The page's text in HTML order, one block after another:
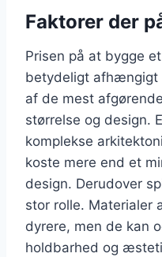
Faktorer der
Prisen på at bygge
betydeligt afhængigt
af de mest
størrelse og design.
komplekse
koste mere end et
design. Derudover
stor rolle. Materialer
dyrere, men de kan
holdbarhed og